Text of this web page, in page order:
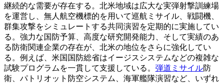
継続的な需要が存在する。北米地域は広大な実弾射撃訓練場
を運営し、無人航空機標的を用いて巡航ミサイル、戦闘機、
群集攻撃をシミュレートする共同演習を定期的に実施してい
る。強力な国防予算、高度な研究開発能力、そして実績のあ
る防衛関連企業の存在が、北米の地位をさらに強化してい
る。例えば、米国国防総省はイージスシステムなどの複雑な
試験プログラムを一貫して支援している。 弾道ミサイル防
衛、パトリオット防空システム、海軍艦隊演習など、いずれ